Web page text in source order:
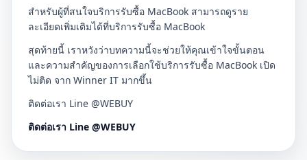
สำหรับผู้ที่สนใจบริการรับซื้อ MacBook สามารถดูราย
ละเอียดเพิ่มเติมได้ที่บริการรับซื้อ MacBook
สุดท้ายนี้ เราหวังว่าบทความนี้จะช่วยให้คุณเข้าใจขั้นตอน
และความสำคัญของการเลือกใช้บริการรับซื้อ MacBook เปิด
ไม่ติด จาก Winner IT มากขึ้น
ติดต่อเรา Line @WEBUY
ติดต่อเรา Line @WEBUY